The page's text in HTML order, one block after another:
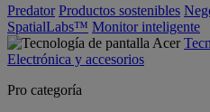
Predator Productos sostenibles
SpatialLabs™ Monitor inteligente
Electrónica y accesorios
Pro categoría